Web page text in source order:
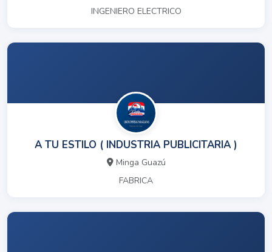
INGENIERO ELECTRICO
A TU ESTILO ( INDUSTRIA PUBLICITARIA )
Minga Guazú
FABRICA